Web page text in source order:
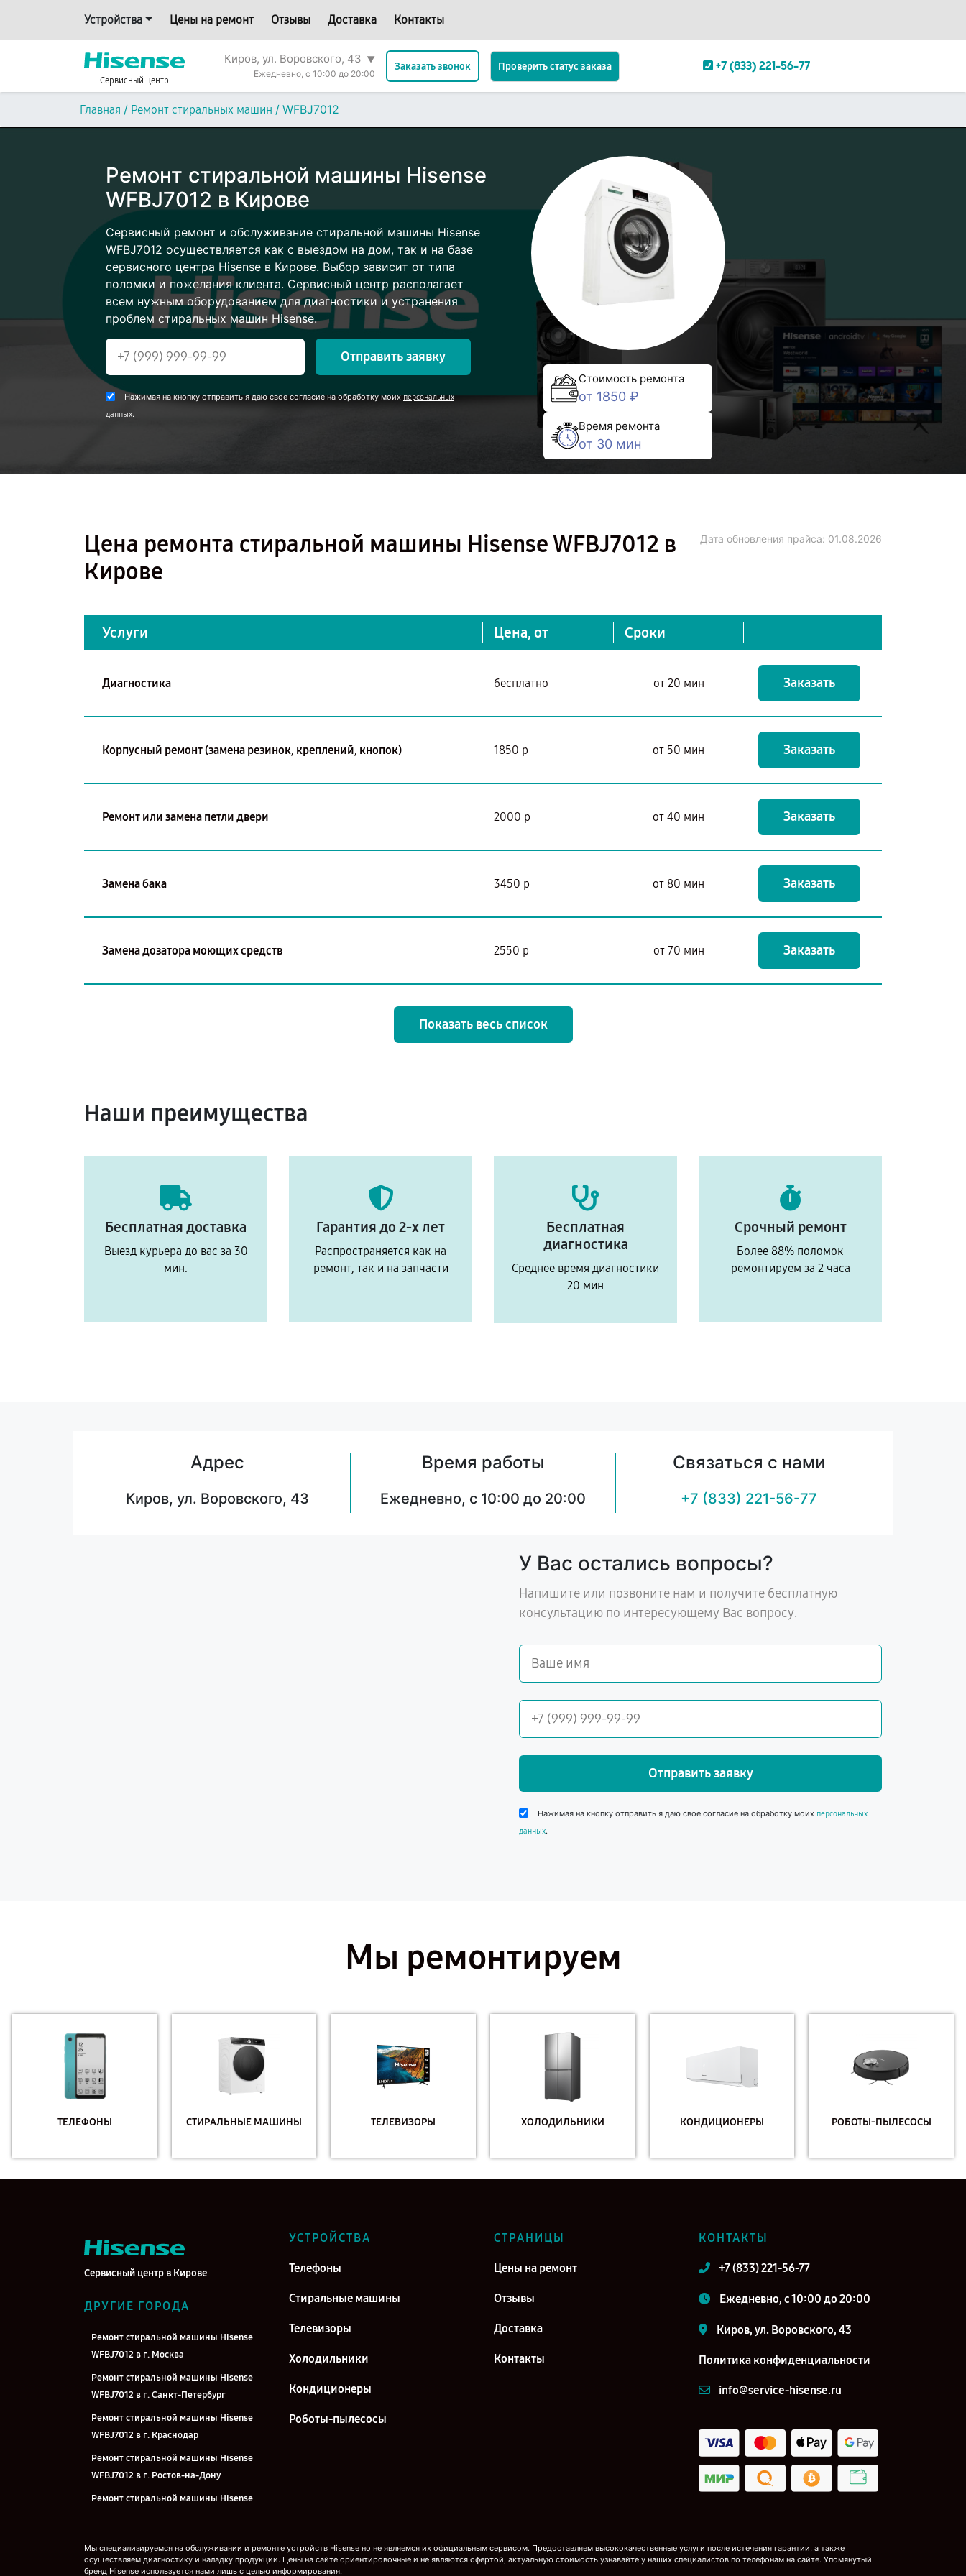
Устройства Цены на ремонт Отзывы Доставка Контакты
Сервисный центр
Киров, ул. Воровского, 43 ▼
Ежедневно, с 10:00 до 20:00
Заказать звонок Проверить статус заказа +7 (833) 221-56-77
Главная / Ремонт стиральных машин / WFBJ7012
Ремонт стиральной машины Hisense
WFBJ7012 в Кирове
Сервисный ремонт и обслуживание стиральной машины Hisense
WFBJ7012 осуществляется как с выездом на дом, так и на базе
сервисного центра Hisense в Кирове. Выбор зависит от типа
поломки и пожелания клиента. Сервисный центр располагает
всем нужным оборудованием для диагностики и устранения
проблем стиральных машин Hisense.
Отправить заявку
Нажимая на кнопку отправить я даю свое согласие на обработку моихперсональных
данных.
Стоимость ремонта
от 1850 ₽
Время ремонта
от 30 мин
Цена ремонта стиральной машины Hisense WFBJ7012 в
Кирове
Дата обновления прайса: 01.08.2026
Услуги Цена, от Сроки
Диагностика бесплатно от 20 мин Заказать
Корпусный ремонт (замена резинок, креплений, кнопок) 1850 р от 50 мин Заказать
Ремонт или замена петли двери 2000 р от 40 мин Заказать
Замена бака 3450 р от 80 мин Заказать
Замена дозатора моющих средств 2550 р от 70 мин Заказать
Показать весь список
Наши преимущества
Бесплатная доставка
Выезд курьера до вас за 30
мин.
Гарантия до 2-х лет
Распространяется как на
ремонт, так и на запчасти
Бесплатная
диагностика
Среднее время диагностики
20 мин
Срочный ремонт
Более 88% поломок
ремонтируем за 2 часа
Адрес
Киров, ул. Воровского, 43
Время работы
Ежедневно, с 10:00 до 20:00
Связаться с нами
+7 (833) 221-56-77
У Вас остались вопросы?
Напишите или позвоните нам и получите бесплатную
консультацию по интересующему Вас вопросу.
Отправить заявку
Нажимая на кнопку отправить я даю свое согласие на обработку моих персональных
данных.
Мы ремонтируем
ТЕЛЕФОНЫ СТИРАЛЬНЫЕ МАШИНЫ ТЕЛЕВИЗОРЫ ХОЛОДИЛЬНИКИ КОНДИЦИОНЕРЫ РОБОТЫ-ПЫЛЕСОСЫ
Сервисный центр в Кирове
ДРУГИЕ ГОРОДА
Ремонт стиральной машины Hisense
WFBJ7012 в г. Москва
Ремонт стиральной машины Hisense
WFBJ7012 в г. Санкт-Петербург
Ремонт стиральной машины Hisense
WFBJ7012 в г. Краснодар
Ремонт стиральной машины Hisense
WFBJ7012 в г. Ростов-на-Дону
Ремонт стиральной машины Hisense
WFBJ7012 в г. Новосибирск
УСТРОЙСТВА
Телефоны
Стиральные машины
Телевизоры
Холодильники
Кондиционеры
Роботы-пылесосы
СТРАНИЦЫ
Цены на ремонт
Отзывы
Доставка
Контакты
КОНТАКТЫ
+7 (833) 221-56-77
Ежедневно, с 10:00 до 20:00
Киров, ул. Воровского, 43
Политика конфиденциальности
info@service-hisense.ru
Мы специализируемся на обслуживании и ремонте устройств Hisense но не являемся их официальным сервисом. Предоставляем высококачественные услуги после истечения гарантии, а также
осуществляем диагностику и наладку продукции. Цены на сайте ориентировочные и не являются офертой, актуальную стоимость узнавайте у наших специалистов по телефонам на сайте. Упомянутый
бренд Hisense используется нами лишь с целью информирования.